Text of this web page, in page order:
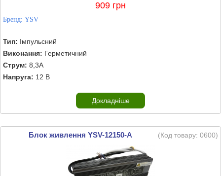
909 грн
Бренд: YSV
Тип: Імпульсний
Виконання: Герметичний
Струм: 8,3А
Напруга: 12 В
Докладніше
Блок живлення YSV-12150-A (Код товару: 0600)